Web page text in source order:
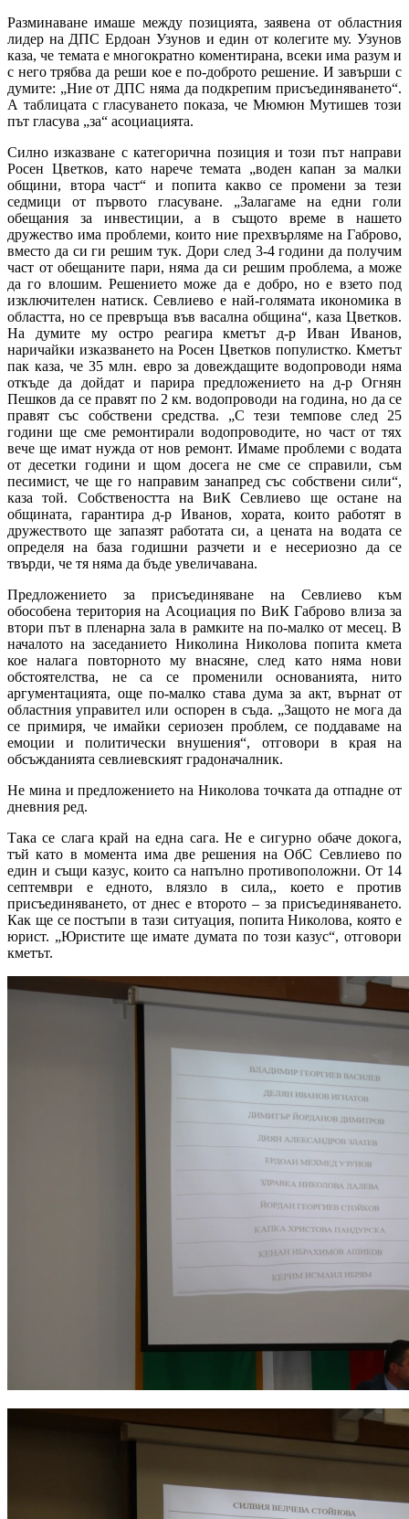
Разминаване имаше между позицията, заявена от областния
лидер на ДПС Ердоан Узунов и един от колегите му. Узунов
каза, че темата е многократно коментирана, всеки има разум и
с него трябва да реши кое е по-доброто решение. И завърши с
думите: „Ние от ДПС няма да подкрепим присъединяването“.
А таблицата с гласуването показа, че Мюмюн Мутишев този
път гласува „за“ асоциацията.
Силно изказване с категорична позиция и този път направи
Росен Цветков, като нарече темата „воден капан за малки
общини, втора част“ и попита какво се промени за тези
седмици от първото гласуване. „Залагаме на едни голи
обещания за инвестиции, а в същото време в нашето
дружество има проблеми, които ние прехвърляме на Габрово,
вместо да си ги решим тук. Дори след 3-4 години да получим
част от обещаните пари, няма да си решим проблема, а може
да го влошим. Решението може да е добро, но е взето под
изключителен натиск. Севлиево е най-голямата икономика в
областта, но се превръща във васална община“, каза Цветков.
На думите му остро реагира кметът д-р Иван Иванов,
наричайки изказването на Росен Цветков популистко. Кметът
пак каза, че 35 млн. евро за довеждащите водопроводи няма
откъде да дойдат и парира предложението на д-р Огнян
Пешков да се правят по 2 км. водопроводи на година, но да се
правят със собствени средства. „С тези темпове след 25
години ще сме ремонтирали водопроводите, но част от тях
вече ще имат нужда от нов ремонт. Имаме проблеми с водата
от десетки години и щом досега не сме се справили, съм
песимист, че ще го направим занапред със собствени сили“,
каза той. Собствеността на ВиК Севлиево ще остане на
общината, гарантира д-р Иванов, хората, които работят в
дружеството ще запазят работата си, а цената на водата се
определя на база годишни разчети и е несериозно да се
твърди, че тя няма да бъде увеличавана.
Предложението за присъединяване на Севлиево към
обособена територия на Асоциация по ВиК Габрово влиза за
втори път в пленарна зала в рамките на по-малко от месец. В
началото на заседанието Николина Николова попита кмета
кое налага повторното му внасяне, след като няма нови
обстоятелства, не са се променили основанията, нито
аргументацията, още по-малко става дума за акт, върнат от
областния управител или оспорен в съда. „Защото не мога да
се примиря, че имайки сериозен проблем, се поддаваме на
емоции и политически внушения“, отговори в края на
обсъжданията севлиевският градоначалник.
Не мина и предложението на Николова точката да отпадне от
дневния ред.
Така се слага край на една сага. Не е сигурно обаче докога,
тъй като в момента има две решения на ОбС Севлиево по
един и същи казус, които са напълно противоположни. От 14
септември е едното, влязло в сила,, което е против
присъединяването, от днес е второто – за присъединяването.
Как ще се постъпи в тази ситуация, попита Николова, която е
юрист. „Юристите ще имате думата по този казус“, отговори
кметът.